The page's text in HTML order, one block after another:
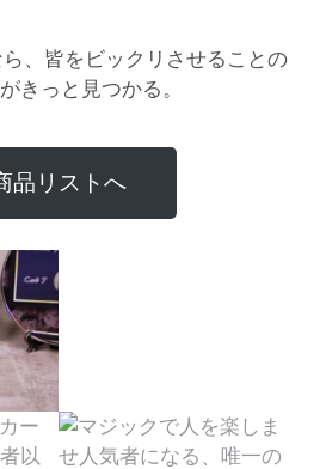
ら、皆をビックリさせることの
きっと見つかる。
品リストへ